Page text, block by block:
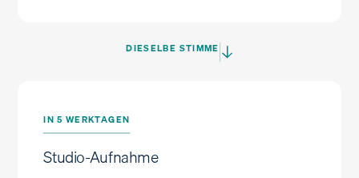
DIESELBE STIMME→
IN 5 WERKTAGEN
Studio-Aufnahme